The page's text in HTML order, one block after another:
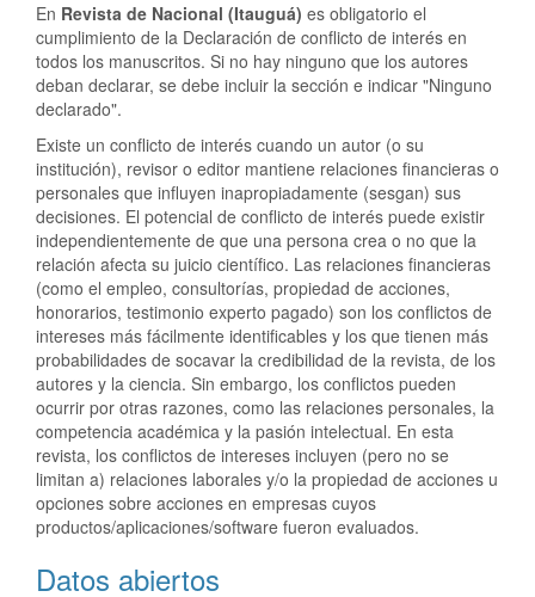
En Revista de Nacional (Itauguá) es obligatorio el
cumplimiento de la Declaración de conflicto de interés en
todos los manuscritos. Si no hay ninguno que los autores
deban declarar, se debe incluir la sección e indicar "Ninguno
declarado".
Existe un conflicto de interés cuando un autor (o su
institución), revisor o editor mantiene relaciones financieras o
personales que influyen inapropiadamente (sesgan) sus
decisiones. El potencial de conflicto de interés puede existir
independientemente de que una persona crea o no que la
relación afecta su juicio científico. Las relaciones financieras
(como el empleo, consultorías, propiedad de acciones,
honorarios, testimonio experto pagado) son los conflictos de
intereses más fácilmente identificables y los que tienen más
probabilidades de socavar la credibilidad de la revista, de los
autores y la ciencia. Sin embargo, los conflictos pueden
ocurrir por otras razones, como las relaciones personales, la
competencia académica y la pasión intelectual. En esta
revista, los conflictos de intereses incluyen (pero no se
limitan a) relaciones laborales y/o la propiedad de acciones u
opciones sobre acciones en empresas cuyos
productos/aplicaciones/software fueron evaluados.
Datos abiertos